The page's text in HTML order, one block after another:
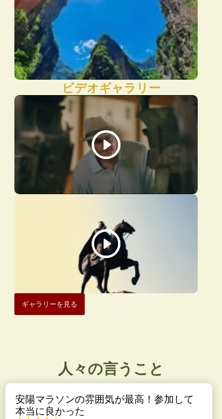
ビデオギャラリー
ギャラリーを見る
人々の言うこと
安陽マラソンの雰囲気が最高！参加して
本当に良かった